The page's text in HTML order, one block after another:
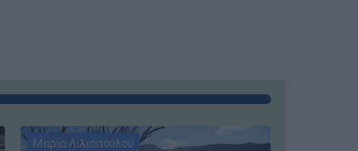
Μαρία Λιλιοπούλου